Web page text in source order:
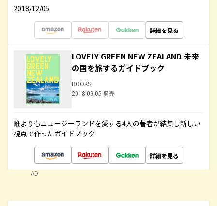
2018/12/05
詳細を見る
LOVELY GREEN NEW ZEALAND 未来
の国を旅するガイドブック
BOOKS
2018.09.05 発売
誰よりもニュージーランドを愛する4人の著者が結集し新しい
視点で作ったガイドブック
詳細を見る
AD